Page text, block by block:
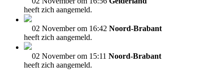
heeft zich aangemeld.
02 November om 16:42 Noord-Brabant
heeft zich aangemeld.
02 November om 15:11 Noord-Brabant
heeft zich aangemeld.